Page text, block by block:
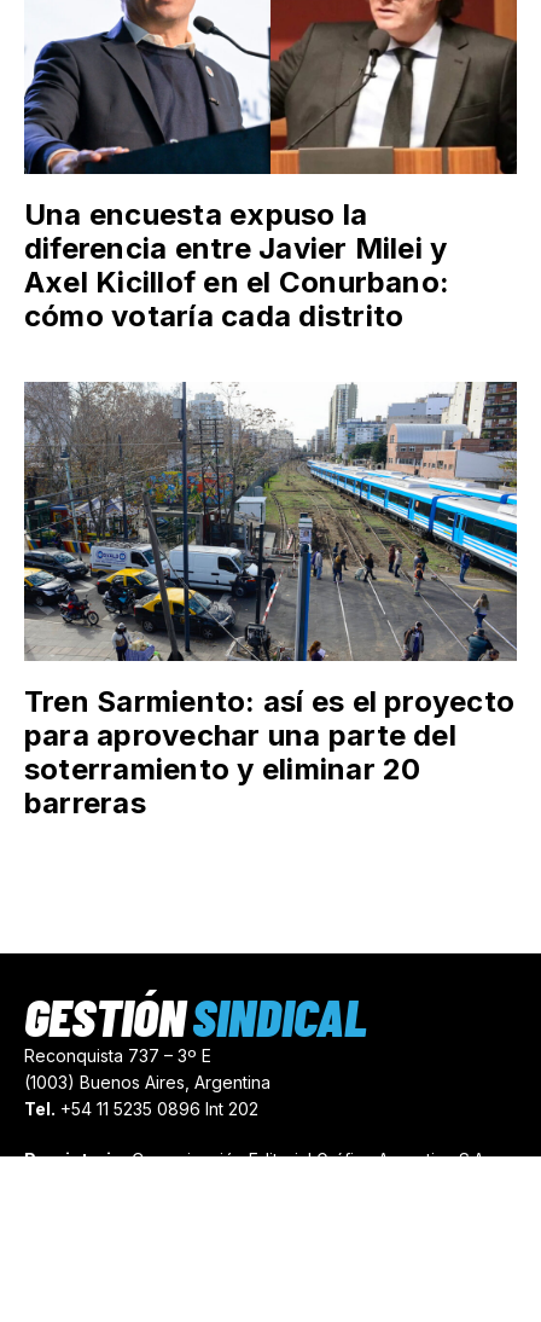
Una encuesta expuso la
diferencia entre Javier Milei y
Axel Kicillof en el Conurbano:
cómo votaría cada distrito
Tren Sarmiento: así es el proyecto
para aprovechar una parte del
soterramiento y eliminar 20
barreras
Reconquista 737 – 3º E
(1003) Buenos Aires, Argentina
Tel. +54 11 5235 0896 Int 202
Propietario:Comunicación Editorial Gráfica Argentina S.A.
GESTIÓNSINDICAL